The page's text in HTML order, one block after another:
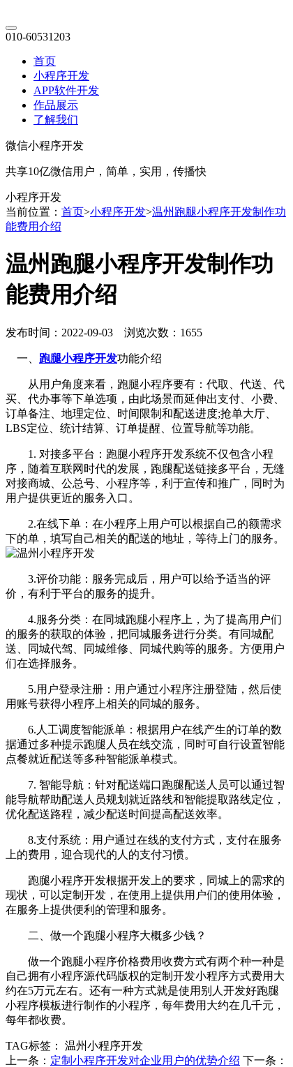
010-60531203
首页
小程序开发
APP软件开发
作品展示
了解我们
微信小程序开发
共享10亿微信用户，简单，实用，传播快
小程序开发
当前位置： 首页>小程序开发>温州跑腿小程序开发制作功
能费用介绍
温州跑腿小程序开发制作功
能费用介绍
发布时间：2022-09-03 浏览次数：1655
一、 跑腿小程序开发功能介绍
从用户角度来看，跑腿小程序要有：代取、代送、代
买、代办事等下单选项，由此场景而延伸出支付、小费、
订单备注、地理定位、时间限制和配送进度;抢单大厅、
LBS定位、统计结算、订单提醒、位置导航等功能。
1. 对接多平台：跑腿小程序开发系统不仅包含小程
序，随着互联网时代的发展，跑腿配送链接多平台，无缝
对接商城、公总号、小程序等，利于宣传和推广，同时为
用户提供更近的服务入口。
2.在线下单：在小程序上用户可以根据自己的额需求
下的单，填写自己相关的配送的地址，等待上门的服务。
3.评价功能：服务完成后，用户可以给予适当的评
价，有利于平台的服务的提升。
4.服务分类：在同城跑腿小程序上，为了提高用户们
的服务的获取的体验，把同城服务进行分类。有同城配
送、同城代驾、同城维修、同城代购等的服务。方便用户
们在选择服务。
5.用户登录注册：用户通过小程序注册登陆，然后使
用账号获得小程序上相关的同城的服务。
6.人工调度智能派单：根据用户在线产生的订单的数
据通过多种提示跑腿人员在线交流，同时可自行设置智能
点餐就近配送等多种智能派单模式。
7. 智能导航：针对配送端口跑腿配送人员可以通过智
能导航帮助配送人员规划就近路线和智能提取路线定位，
优化配送路程，减少配送时间提高配送效率。
8.支付系统：用户通过在线的支付方式，支付在服务
上的费用，迎合现代的人的支付习惯。
跑腿小程序开发根据开发上的要求，同城上的需求的
现状，可以定制开发，在使用上提供用户们的使用体验，
在服务上提供便利的管理和服务。
二、做一个跑腿小程序大概多少钱？
做一个跑腿小程序价格费用收费方式有两个种一种是
自己拥有小程序源代码版权的定制开发小程序方式费用大
约在5万元左右。还有一种方式就是使用别人开发好跑腿
小程序模板进行制作的小程序，每年费用大约在几千元，
每年都收费。
TAG标签：
温州小程序开发
上一条： 定制小程序开发对企业用户的优势介绍 下一条：